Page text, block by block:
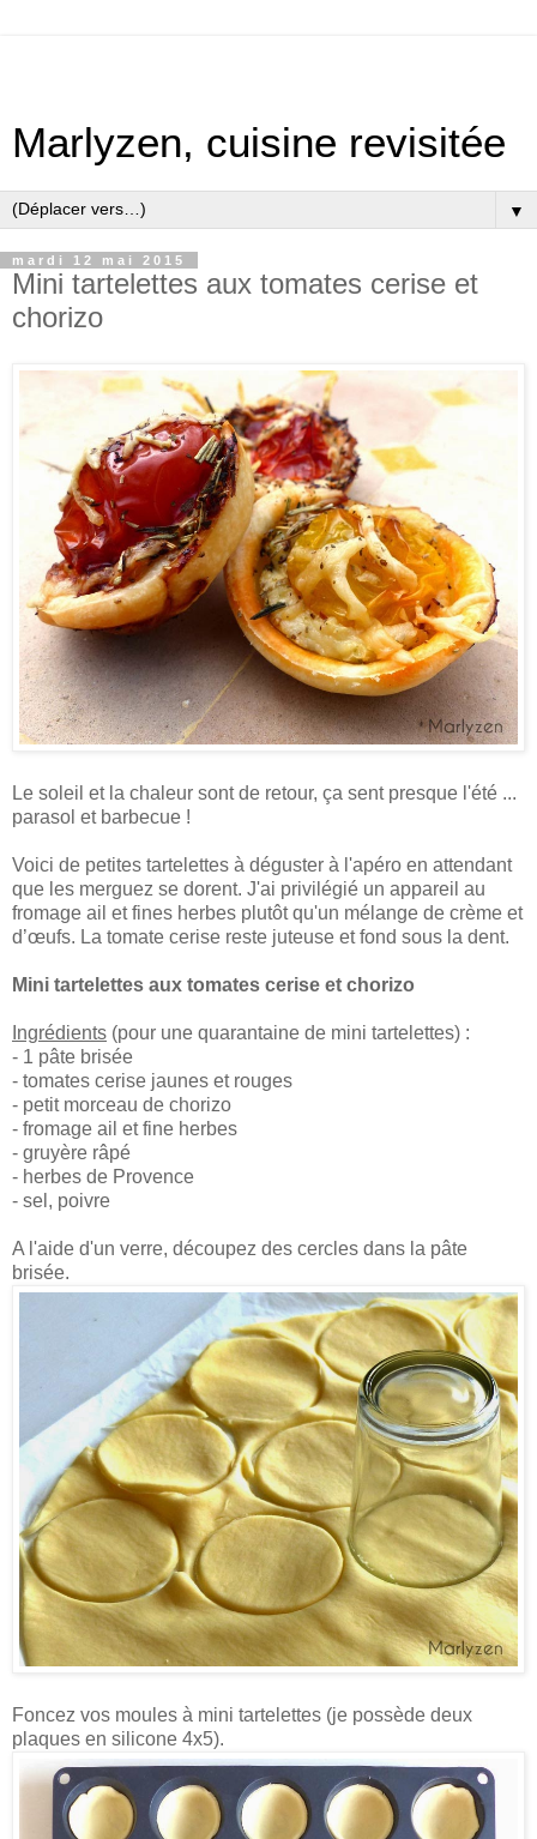
Marlyzen, cuisine revisitée
▼
mardi 12 mai 2015
Mini tartelettes aux tomates cerise et
chorizo
Le soleil et la chaleur sont de retour, ça sent presque l'été ...
parasol et barbecue !
Voici de petites tartelettes à déguster à l'apéro en attendant
que les merguez se dorent. J'ai privilégié un appareil au
fromage ail et fines herbes plutôt qu'un mélange de crème et
d’œufs. La tomate cerise reste juteuse et fond sous la dent.
Mini tartelettes aux tomates cerise et chorizo
Ingrédients (pour une quarantaine de mini tartelettes) :
- 1 pâte brisée
- tomates cerise jaunes et rouges
- petit morceau de chorizo
- fromage ail et fine herbes
- gruyère râpé
- herbes de Provence
- sel, poivre
A l'aide d'un verre, découpez des cercles dans la pâte
brisée.
Foncez vos moules à mini tartelettes (je possède deux
plaques en silicone 4x5).